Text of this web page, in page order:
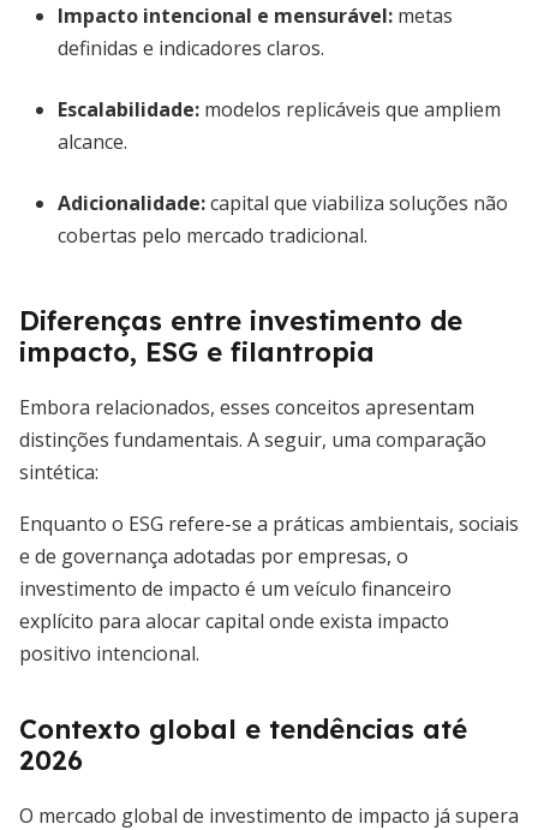
Impacto intencional e mensurável: metas
definidas e indicadores claros.
Escalabilidade: modelos replicáveis que ampliem
alcance.
Adicionalidade:capital que viabiliza soluções não
cobertas pelo mercado tradicional.
Diferenças entre investimento de
impacto, ESG e filantropia
Embora relacionados, esses conceitos apresentam
distinções fundamentais. A seguir, uma comparação
sintética:
Enquanto o ESG refere-se a práticas ambientais, sociais
e de governança adotadas por empresas, o
investimento de impacto é um veículo financeiro
explícito para alocar capital onde exista impacto
positivo intencional.
Contexto global e tendências até
2026
O mercado global de investimento de impacto já supera